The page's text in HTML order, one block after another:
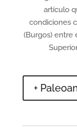
artículo
condiciones
(Burgos) entre
+